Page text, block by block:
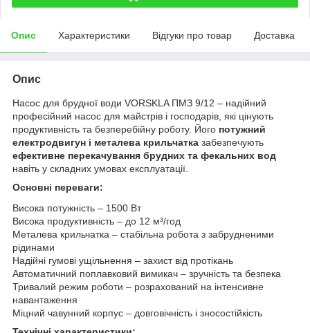
Опис Характеристики Відгуки про товар Доставка
Опис
Насос для брудної води VORSKLA ПМЗ 9/12 – надійний
професійний насос для майстрів і господарів, які цінують
продуктивність та безперебійну роботу. Його потужний
електродвигун і металева крильчатка забезпечують
ефективне перекачування брудних та фекальних вод
навіть у складних умовах експлуатації.
Основні переваги:
Висока потужність – 1500 Вт
Висока продуктивність – до 12 м³/год
Металева крильчатка – стабільна робота з забрудненими
рідинами
Надійні гумові ущільнення – захист від протікань
Автоматичний поплавковий вимикач – зручність та безпека
Тривалий режим роботи – розрахований на інтенсивне
навантаження
Міцний чавунний корпус – довговічність і зносостійкість